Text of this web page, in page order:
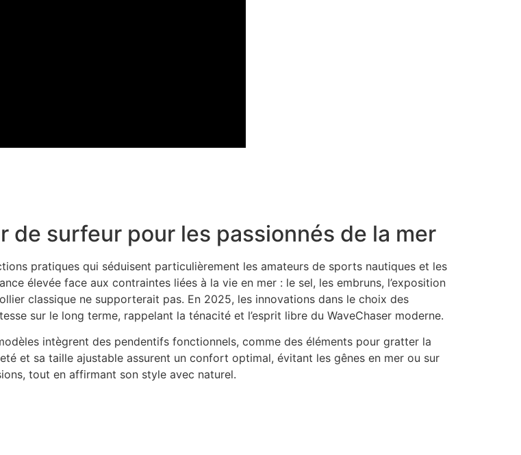
surfeur pour les passionnés de la mer
pratiques qui séduisent particulièrement les amateurs de sports nautiques et les
élevée face aux contraintes liées à la vie en mer : le sel, les embruns, l’exposition
classique ne supporterait pas. En 2025, les innovations dans le choix des
sur le long terme, rappelant la ténacité et l’esprit libre du WaveChaser moderne.
intègrent des pendentifs fonctionnels, comme des éléments pour gratter la
et sa taille ajustable assurent un confort optimal, évitant les gênes en mer ou sur
tout en affirmant son style avec naturel.